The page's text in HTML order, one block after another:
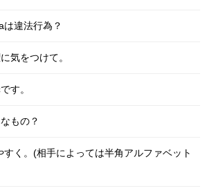
違法行為？
気をつけて。
す。
もの？
く。(相手によっては半角アルファベット